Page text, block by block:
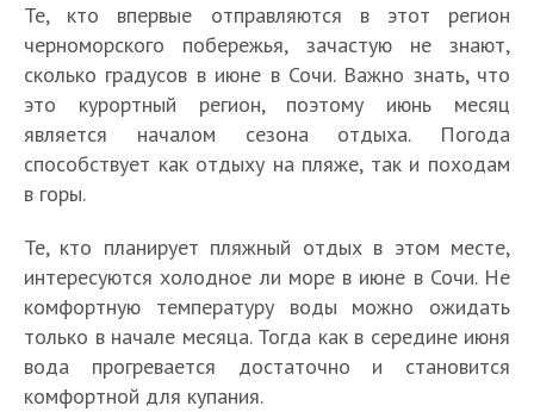
Те, кто впервые отправляются в этот регион
черноморского побережья, зачастую не знают,
сколько градусов в июне в Сочи. Важно знать, что
это курортный регион, поэтому июнь месяц
является началом сезона отдыха. Погода
способствует как отдыху на пляже, так и походам
в горы.
Те, кто планирует пляжный отдых в этом месте,
интересуются холодное ли море в июне в Сочи. Не
комфортную температуру воды можно ожидать
только в начале месяца. Тогда как в середине июня
вода прогревается достаточно и становится
комфортной для купания.